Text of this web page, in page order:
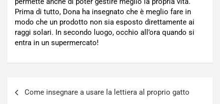
Prima di tutto, Dona ha insegnato che è meglio fare in
modo che un prodotto non sia esposto direttamente ai
raggi solari. In secondo luogo, occhio all’ora quando si
entra in un supermercato!
Come insegnare a usare la lettiera al proprio gatto